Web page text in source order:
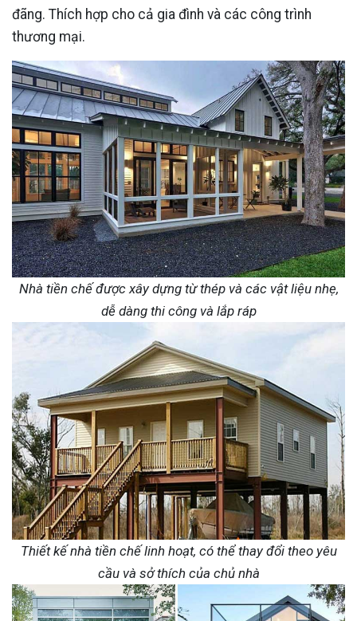
đãng. Thích hợp cho cả gia đình và các công trình
thương mại.
Nhà tiền chế được xây dựng từ thép và các vật liệu nhẹ,
dễ dàng thi công và lắp ráp
Thiết kế nhà tiền chế linh hoạt, có thể thay đổi theo yêu
cầu và sở thích của chủ nhà